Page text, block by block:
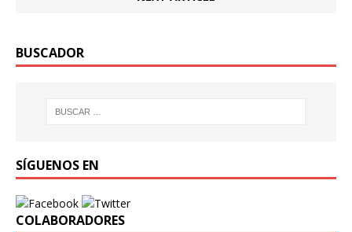
BUSCADOR
SÍGUENOS EN
COLABORADORES